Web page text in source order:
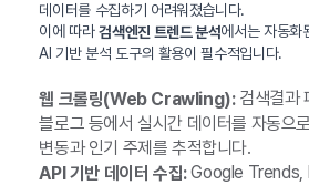
데이터를 수집하기 어려워졌습니다.
이에 따라검색엔진 트렌드 분석에서는 자동화
AI 기반 분석 도구의 활용이 필수적입니다.
웹 크롤링(Web Crawling):검색결과
블로그 등에서 실시간 데이터를 자동으
변동과 인기 주제를 추적합니다.
API 기반 데이터 수집:Google Trends,